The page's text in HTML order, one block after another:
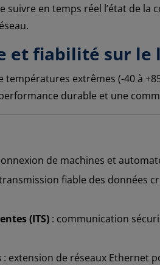
suivre en temps réel l’état de
et fiabilité sur le
extrêmes (-40 à
durable et une
de machines et
fiable des données
(ITS) : communication
: extension de réseaux Ethernet